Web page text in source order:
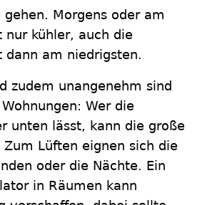
gehen. Morgens oder am
nur kühler, auch die
dann am niedrigsten.
zudem unangenehm sind
Wer die
unten lässt, kann die große
Zum Lüften eignen sich die
oder die Nächte. Ein
in Räumen kann